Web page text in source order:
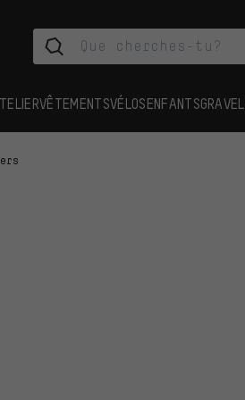
VÊTEMENTSVÉLOSENFANTSGRAVEL